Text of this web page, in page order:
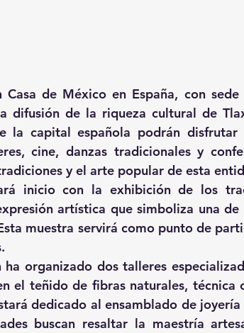
Casa de México en España, con
difusión de la riqueza cultural de
la capital española podrán
cine, danzas tradicionales y
y el arte popular de esta
inicio con la exhibición de los
artística que simboliza una
muestra servirá como punto de
ha organizado dos talleres
el teñido de fibras naturales,
dedicado al ensamblado de
buscan resaltar la maestría